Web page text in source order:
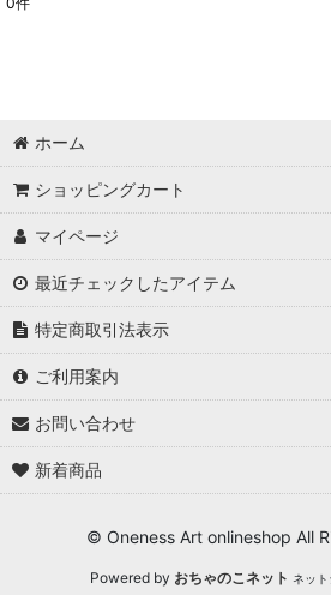
ホーム
ショッピングカート
マイページ
最近チェックしたアイテム
特定商取引法表示
ご利用案内
お問い合わせ
新着商品
© Oneness Art onlineshop All
Powered by おちゃのこネット ネット